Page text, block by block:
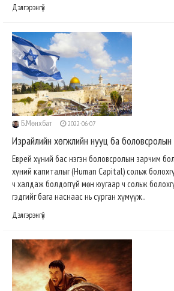
Дэлгэрэнгүй
Б.Мөнхбат 2022-06-07
Израйлийн хөгжлийн нууц ба боловсролын
Еврей хүний бас нэгэн боловсролын зарчим
хүний капиталыг (Human Capital) сольж
ч халдаж болдоггүй мөн юугаар ч сольж
гэдгийг бага наснаас нь сурган хүмүүж..
Дэлгэрэнгүй